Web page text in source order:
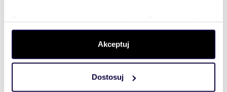
dane są przetwarzane oraz ustaw własne preferencje w
. W Deklaracji plików cookie możesz
zmienić lub wycofać swoją zgodę w dowolnej chwili.
Wykorzystujemy pliki cookie do spersonalizowania treści
Akceptuj
Dostosuj
Dom: na sprzedaż
pokoi: